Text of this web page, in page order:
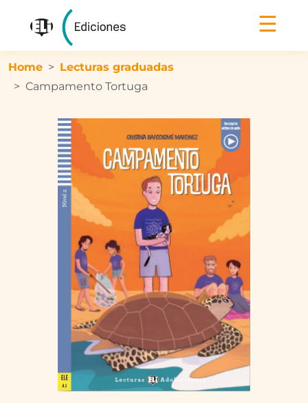
☰
Home
Lecturas graduadas
Campamento Tortuga